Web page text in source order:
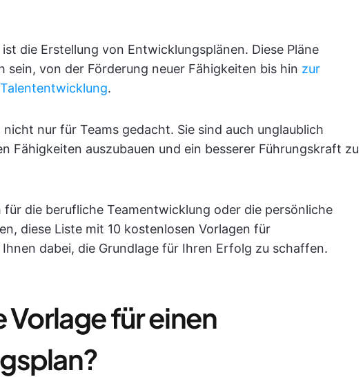
die Erstellung von Entwicklungsplänen. Diese Pläne
sein, von der Förderung neuer Fähigkeiten bis hin zur
Talententwicklung.
nur für Teams gedacht. Sie sind auch unglaublich
Fähigkeiten auszubauen und ein besserer Führungskraft zu
für die berufliche Teamentwicklung oder die persönliche
diese Liste mit 10 kostenlosen Vorlagen für
dabei, die Grundlage für Ihren Erfolg zu schaffen.
Vorlage für einen